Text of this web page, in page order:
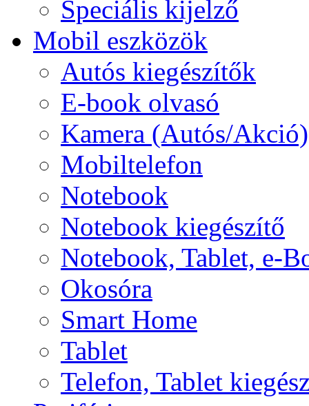
Speciális kijelző
Mobil eszközök
Autós kiegészítők
E-book olvasó
Kamera (Autós/Akció)
Mobiltelefon
Notebook
Notebook kiegészítő
Notebook, Tablet, e-
Okosóra
Smart Home
Tablet
Telefon, Tablet